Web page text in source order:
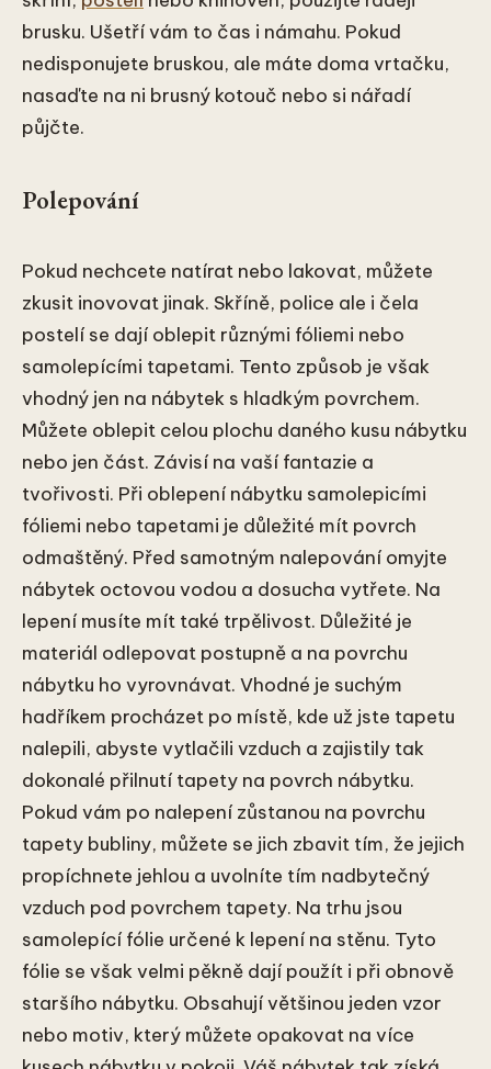
brusku. Ušetří vám to čas i námahu. Pokud
nedisponujete bruskou, ale máte doma vrtačku,
nasaďte na ni brusný kotouč nebo si nářadí
půjčte.
Polepování
Pokud nechcete natírat nebo lakovat, můžete
zkusit inovovat jinak. Skříně, police ale i čela
postelí se dají oblepit různými fóliemi nebo
samolepícími tapetami. Tento způsob je však
vhodný jen na nábytek s hladkým povrchem.
Můžete oblepit celou plochu daného kusu nábytku
nebo jen část. Závisí na vaší fantazie a
tvořivosti. Při oblepení nábytku samolepicími
fóliemi nebo tapetami je důležité mít povrch
odmaštěný. Před samotným nalepování omyjte
nábytek octovou vodou a dosucha vytřete. Na
lepení musíte mít také trpělivost. Důležité je
materiál odlepovat postupně a na povrchu
nábytku ho vyrovnávat. Vhodné je suchým
hadříkem procházet po místě, kde už jste tapetu
nalepili, abyste vytlačili vzduch a zajistily tak
dokonalé přilnutí tapety na povrch nábytku.
Pokud vám po nalepení zůstanou na povrchu
tapety bubliny, můžete se jich zbavit tím, že jejich
propíchnete jehlou a uvolníte tím nadbytečný
vzduch pod povrchem tapety. Na trhu jsou
samolepící fólie určené k lepení na stěnu. Tyto
fólie se však velmi pěkně dají použít i při obnově
staršího nábytku. Obsahují většinou jeden vzor
nebo motiv, který můžete opakovat na více